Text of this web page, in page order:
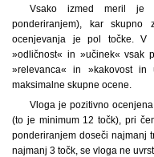
Vsako izmed meril je
ponderiranjem), kar skupno
ocenjevanja je pol točke. V
»odličnost« in »učinek« vsak
»relevanca« in »kakovost
maksimalne skupne ocene.
Vloga je pozitivno
(to je minimum 12 točk), pri
ponderiranjem doseči najmanj
najmanj 3 točk, se vloga ne